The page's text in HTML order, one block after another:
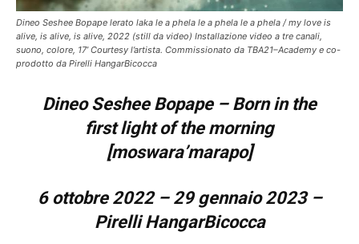
Dineo Seshee Bopape lerato laka le a phela le a phela le a phela / my love is
alive, is alive, is alive, 2022 (still da video) Installazione video a tre canali,
suono, colore, 17’ Courtesy l’artista. Commissionato da TBA21–Academy e co-
prodotto da Pirelli HangarBicocca
Dineo Seshee Bopape – Born in the
first light of the morning
[moswara’marapo]
6 ottobre 2022 – 29 gennaio 2023 –
Pirelli HangarBicocca